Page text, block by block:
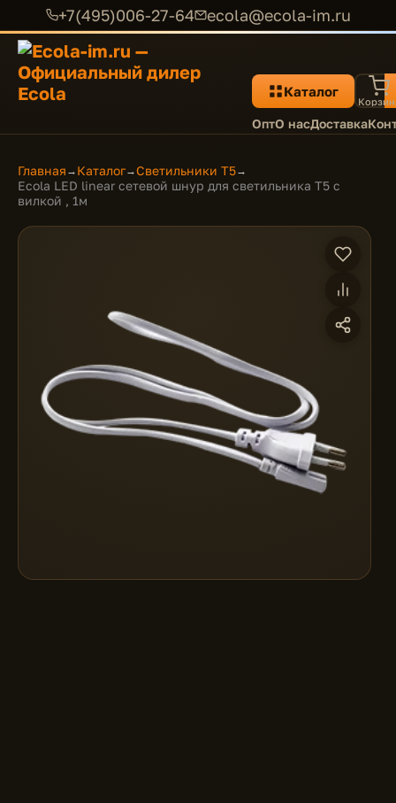
+7(495)006-27-64 ecola@ecola-im.ru
Каталог
ОптО насДоставка
Главная → Каталог→Светильники T5→
Ecola LED linear сетевой шнур для светильника T5 с
вилкой , 1м